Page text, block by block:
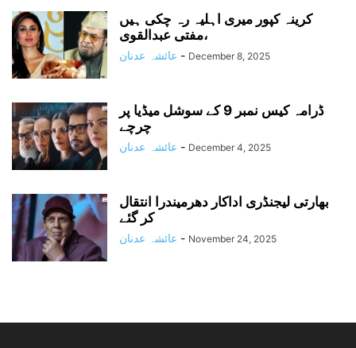
کرینہ کپور میری اہلیہ رہ چکی ہیں
،مفتی عبدالقوی
عائشہ عدنان - December 8, 2025
ڈرامہ کیس نمبر 9 کے سوشل میڈیا پر
چرچے
عائشہ عدنان - December 4, 2025
بھارتی لیجنڈری اداکار دھرمیندرا انتقال
کر گئے
عائشہ عدنان - November 24, 2025